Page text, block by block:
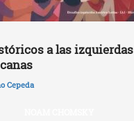
a las izquierdas
Cepeda